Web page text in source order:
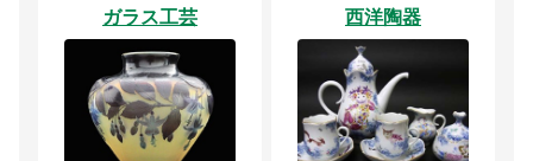
ガラス工芸 西洋陶器